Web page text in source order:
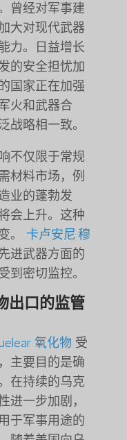
曾经对军事建
大对现代武器
力。日益增长
的安全担忧加
国家正在加强
火和武器合
战略相一致。
不仅限于常规
材料市场，例
业的蓬勃发
会上升。这种
。 卡卢安尼·穆
进武器方面的
到密切监控。
出口的监管
氧化物 受
主要目的是确
在持续的乌克
进一步加剧，
于军事用途的